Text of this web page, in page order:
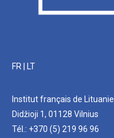
FR LT
Institut français de Lituanie
Didžioji 1, 01128 Vilnius
Tél.: +370 (5) 219 96 96